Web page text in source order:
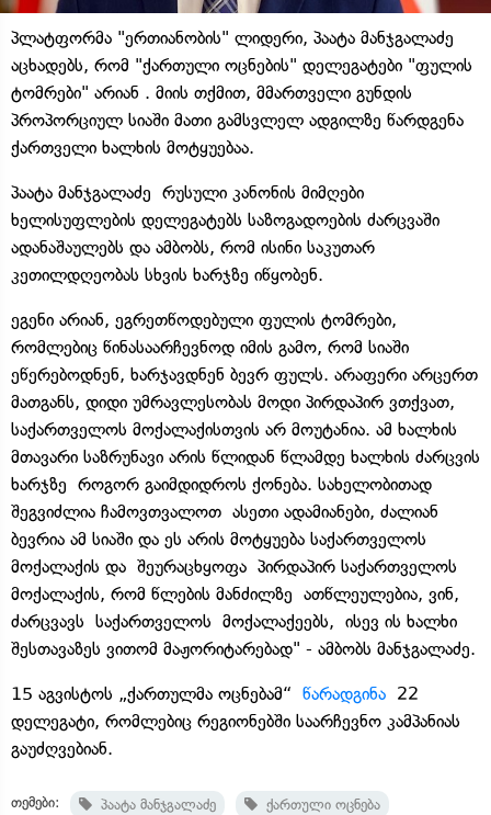
პლატფორმა "ერთიანობის" ლიდერი, პაატა მანჯგალაძე
აცხადებს, რომ "ქართული ოცნების" დელეგატები "ფულის
ტომრები" არიან . მიის თქმით, მმართველი გუნდის
პროპორციულ სიაში მათი გამსვლელ ადგილზე წარდგენა
ქართველი ხალხის მოტყუებაა.
პაატა მანჯგალაძე რუსული კანონის მიმღები
ხელისუფლების დელეგატებს საზოგადოების ძარცვაში
ადანაშაულებს და ამბობს, რომ ისინი საკუთარ
კეთილდღეობას სხვის ხარჯზე იწყობენ.
ეგენი არიან, ეგრეთწოდებული ფულის ტომრები,
რომლებიც წინასაარჩევნოდ იმის გამო, რომ სიაში
ეწერებოდნენ, ხარჯავდნენ ბევრ ფულს. არაფერი არცერთ
მათგანს, დიდი უმრავლესობას მოდი პირდაპირ ვთქვათ,
საქართველოს მოქალაქისთვის არ მოუტანია. ამ ხალხის
მთავარი საზრუნავი არის წლიდან წლამდე ხალხის ძარცვის
ხარჯზე როგორ გაიმდიდროს ქონება. სახელობითად
შეგვიძლია ჩამოვთვალოთ ასეთი ადამიანები, ძალიან
ბევრია ამ სიაში და ეს არის მოტყუება საქართველოს
მოქალაქის და შეურაცხყოფა პირდაპირ საქართველოს
მოქალაქის, რომ წლების მანძილზე ათწლეულებია, ვინ,
ძარცვავს საქართველოს მოქალაქეებს, ისევ ის ხალხი
შესთავაზეს ვითომ მაჟორიტარებად" - ამბობს მანჯგალაძე.
15 აგვისტოს „ქართულმა ოცნებამ“ წარადგინა 22
დელეგატი, რომლებიც რეგიონებში საარჩევნო კამპანიას
გაუძღვებიან.
თემები: პაატა მანჯგალაძე
ქართული ოცნება